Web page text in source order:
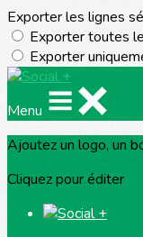
Exporter les lignes
Exporter toutes
Exporter
Menu
Ajoutez un logo, un
Cliquez pour éditer